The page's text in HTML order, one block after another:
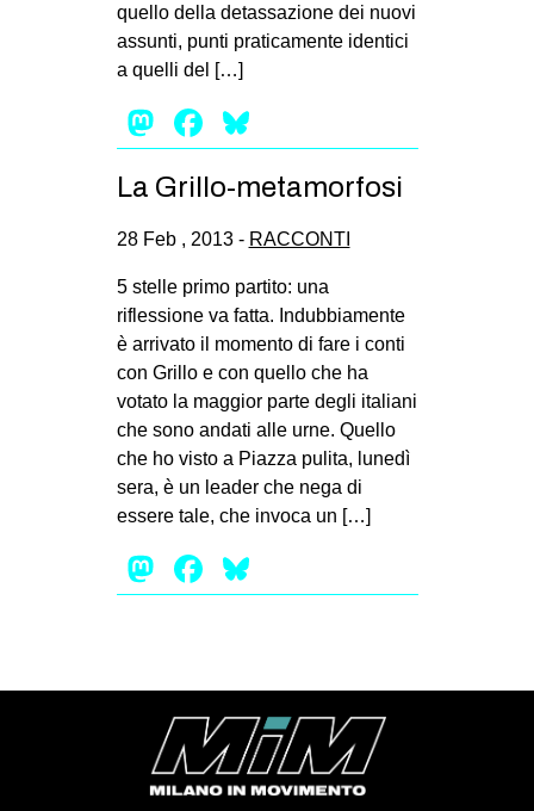
ms
quello della detassazione dei nuovi
assunti, punti praticamente identici
a quelli del […]
Mastodon
Facebook
La Grillo-metamorfosi
28 Feb , 2013 - RACCONTI
5 stelle primo partito: una
riflessione va fatta. Indubbiamente
è arrivato il momento di fare i conti
con Grillo e con quello che ha
votato la maggior parte degli italiani
che sono andati alle urne. Quello
che ho visto a Piazza pulita, lunedì
sera, è un leader che nega di
essere tale, che invoca un […]
Mastodon
Facebook